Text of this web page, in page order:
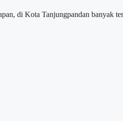
di Kota Tanjungpandan banyak